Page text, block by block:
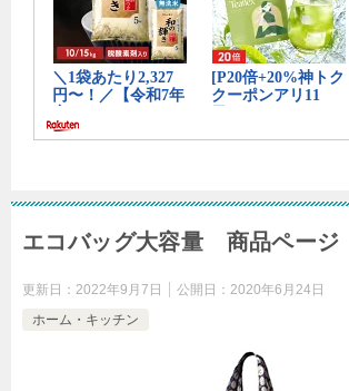
エコバッグ大容量 商品ページ
更新日： 2022年9月7日 公開日： 2020年6月24日
ホーム・キッチン